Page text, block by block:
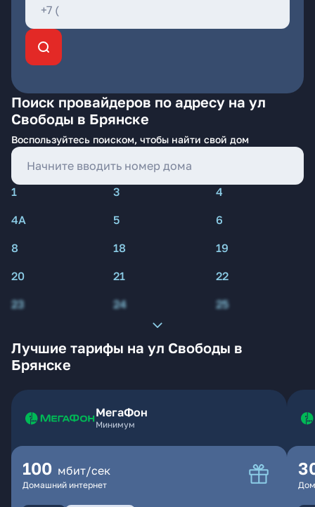
Поиск провайдеров по адресу на ул
Свободы в Брянске
Воспользуйтесь поиском, чтобы найти свой дом
1 3
4
4А
5
6
8
18
19
20
21
22
23
24 25
Лучшие тарифы на ул Свободы в
Брянске
МегаФон
Минимум
100 мбит/сек
Домашний интернет